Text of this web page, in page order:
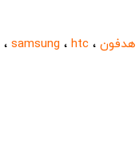
هدفون، ،samsung ،htc